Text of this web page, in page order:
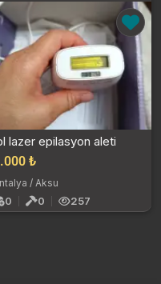
lazer epilasyon aleti
₺
/ Aksu
0 0 257